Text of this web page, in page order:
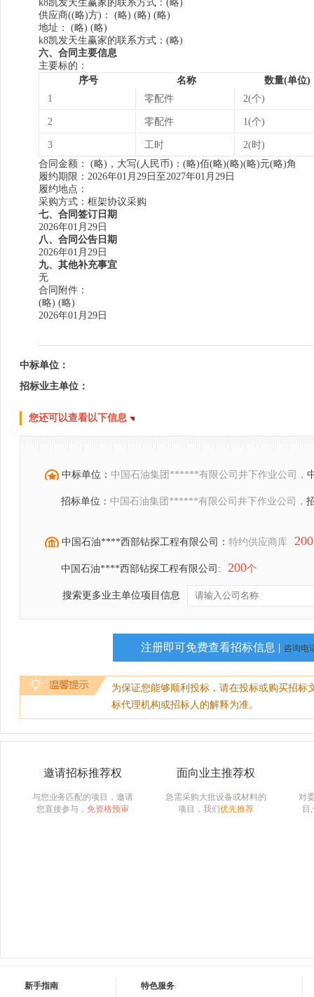
k8凯发天生赢家的联系方式：(略)
供应商((略)方)： (略) (略) (略)
地址： (略) (略)
k8凯发天生赢家的联系方式：(略)
六、合同主要信息
主要标的：
序号
名称
数量(单位)
1
零配件 2(个)
2 零配件 1(个)
3 工时
2(时)
合同金额： (略)，大写(人民币)：(略)佰(略)(略)(略)元(略)角
履约期限：2026年01月29日至2027年01月29日
履约地点：
采购方式：框架协议采购
七、合同签订日期
2026年01月29日
八、合同公告日期
2026年01月29日
九、其他补充事宜
无
合同附件：
(略) (略)
2026年01月29日
中标单位：
招标业主单位：
您还可以查看以下信息
中标单位： 中国石油集团******有限公司井下作业公司，
招标单位： 中国石油集团******有限公司井下作业公司，
中国石油****西部钻探工程有限公司： 特约供应商库 200
中国石油****西部钻探工程有限公司: 200个
搜索更多业主单位项目信息
注册即可免费查看招标信息 | 咨询电
为保证您能够顺利投标，请在投标或购买招
标代理机构或招标人的解释为准。
邀请招标推荐权
与您业务匹配的项目，邀请
您直接参与， 免资格预审
面向业主推荐权
急需采购大批设备或材料的
项目，我们优先推荐
对
目
新手指南 特色服务